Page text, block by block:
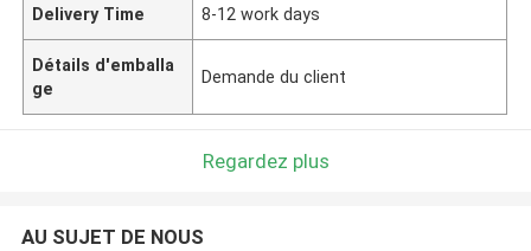
Delivery Time 8-12 work days
Détails d'emballa
ge
Demande du client
Regardez plus
AU SUJET DE NOUS